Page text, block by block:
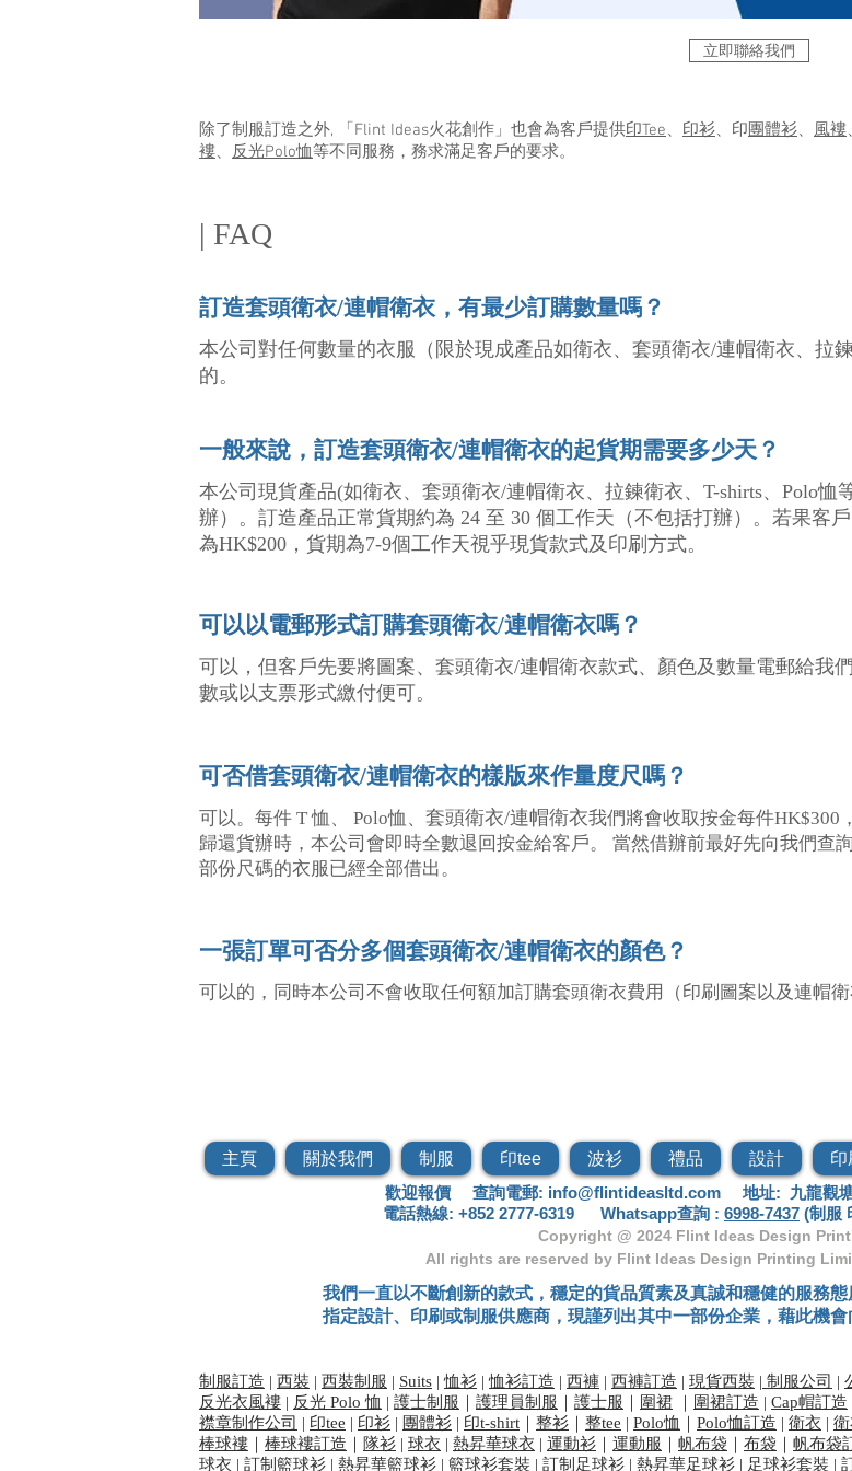
立即聯絡我們
除了制服訂造之外, 「Flint Ideas火花創作」也會為客戶提供印Tee、 印衫、印團體衫、 風褸、
褸、 反光Polo恤等不同服務，務求滿足客戶的要求。
| FAQ
訂造套頭衛衣/連帽衛衣，有最少訂購數量嗎？
本公司對任何數量的衣服（限於現成產品如衛衣、套頭衛衣/連帽衛衣、拉
的。
一般來說，訂造套頭衛衣/連帽衛衣的起貨期需要多少天？
本公司現貨產品(如衛衣、套頭衛衣/連帽衛衣、拉鍊衛衣、T-shirts、Polo
辦）。訂造產品正常貨期約為 24 至 30 個工作天（不包括打辦）。若果客
為HK$200，貨期為7-9個工作天視乎現貨款式及印刷方式。
可以以電郵形式訂購套頭衛衣/連帽衛衣嗎？
可以，但客戶先要將圖案、套頭衛衣/連帽衛衣款式、顏色及數量電郵給我
數或以支票形式繳付便可。
可否借套頭衛衣/連帽衛衣的樣版來作量度尺嗎？
可以。每件 T 恤、 Polo恤、 套頭衛衣/連帽衛衣我們將會收取按金每件HK$300
歸還貨辦時，本公司會即時全數退回按金給客戶。 當然借辦前最好先向我們查
部份尺碼的衣服已經全部借出。
一張訂單可否分多個套頭衛衣/連帽衛衣的顏色？
可以的，同時本公司不會收取任何額加訂購套頭衛衣費用（印刷圖案以及連帽衛
主頁 關於我們 制服 印tee 波衫 禮品 設計 印
歡迎報價 查詢電郵: info@flintideasltd.com地址: 九龍觀塘
電話熱線: +852 2777-6319 Whatsapp查詢 : 6998-7437 (制服
Copyright @ 2024Flint Ideas Design
All rights are reserved by Flint Ideas Design Printing
我們一直以不斷創新的款式，穩定的貨品質素及真誠和穩健的服務
指定設計、印刷或制服供應商，現謹列出其中一部份企業，藉此機
制服訂造 | 西裝 | 西裝制服 | Suits |恤衫 |恤衫訂造 | 西褲 | 西褲訂造 | 現貨西裝 | 制服公司 |
反光衣風褸 | 反光 Polo 恤 | 護士制服 護理員制服 護士服 圍裙 ​圍裙訂造 | Cap帽訂造
襟章制作公司 | 印tee | 印衫 | 團體衫 | 印t-shirt 整衫 整tee | Polo恤 Polo恤訂造 | 衛衣 |
棒球褸
棒球褸訂造 隊衫 | 球衣 | 熱昇華球衣 | 運動衫 運動服 帆布袋 布袋 帆布袋
球衣 | 訂制籃球衫 | 熱昇華籃球衫 | 籃球衫套裝 | 訂制足球衫 | 熱昇華足球衫 | 足球衫套裝 |